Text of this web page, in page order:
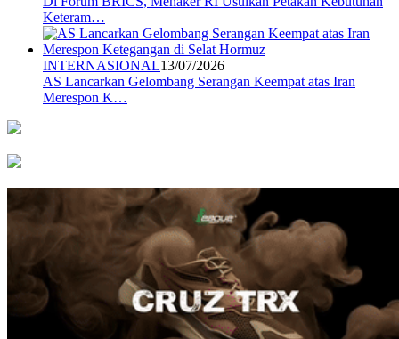
Keteram…
INTERNASIONAL13/07/2026
AS Lancarkan Gelombang Serangan Keempat atas Iran
Merespon K…